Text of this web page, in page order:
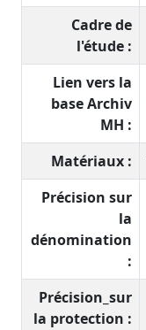
Cadre de
l'étude :
Lien vers la
base Archiv
MH :
Matériaux :
Précision sur
la
dénomination
:
Précision_sur
la protection :